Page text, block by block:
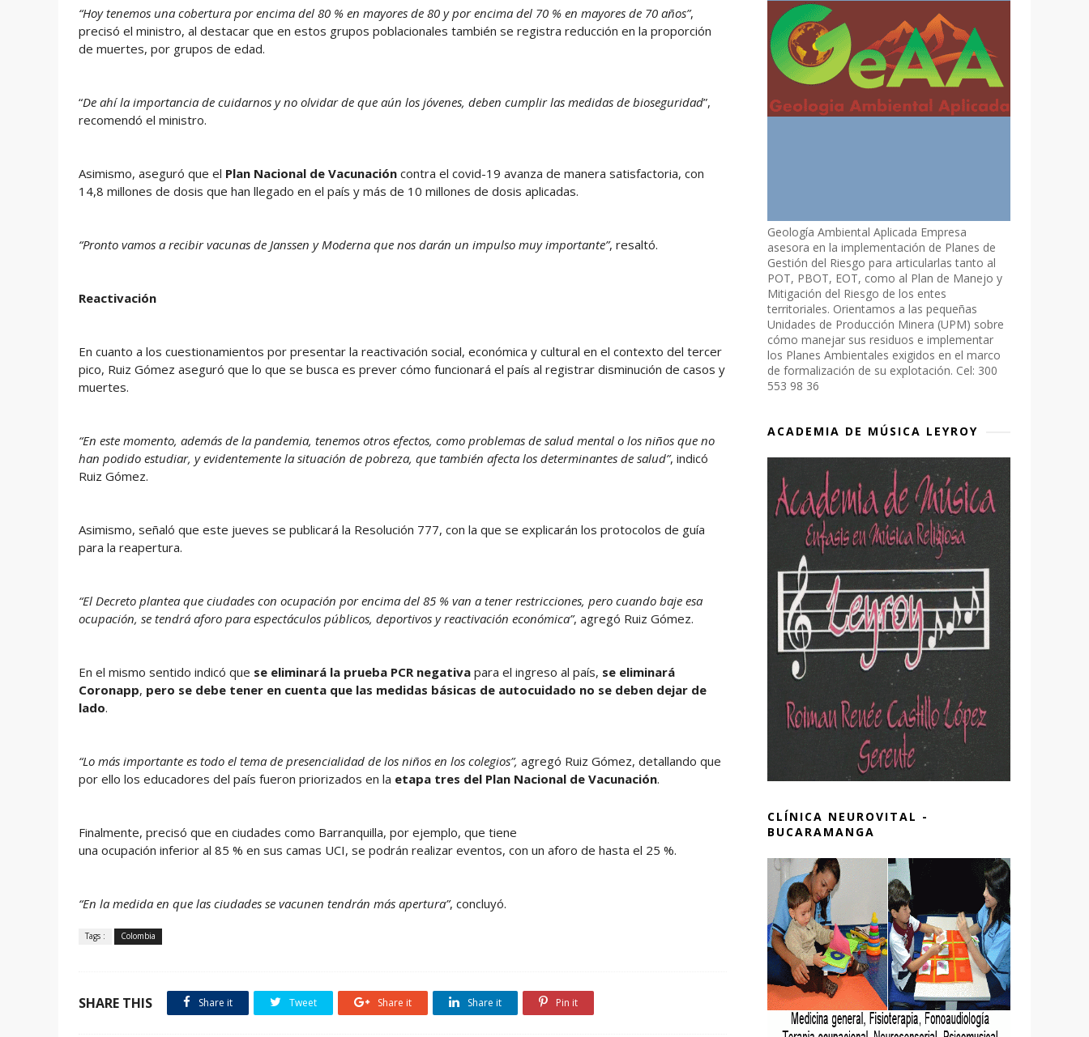
“Hoy tenemos una cobertura por encima del 80 % en mayores de 80 y por encima del 70 % en mayores de 70 años”,
precisó el ministro, al destacar que en estos grupos poblacionales también se registra reducción en la proporción
de muertes, por grupos de edad.
“De ahí la importancia de cuidarnos y no olvidar de que aún los jóvenes, deben cumplir las medidas de bioseguridad”,
recomendó el ministro.
Asimismo, aseguró que el Plan Nacional de Vacunación contra el covid-19 avanza de manera satisfactoria, con
14,8 millones de dosis que han llegado en el país y más de 10 millones de dosis aplicadas.
“Pronto vamos a recibir vacunas de Janssen y Moderna que nos darán un impulso muy importante”, resaltó.
Reactivación
En cuanto a los cuestionamientos por presentar la reactivación social, económica y cultural en el contexto del tercer
pico, Ruiz Gómez aseguró que lo que se busca es prever cómo funcionará el país al registrar disminución de casos y
muertes.
“En este momento, además de la pandemia, tenemos otros efectos, como problemas de salud mental o los niños que no
han podido estudiar, y evidentemente la situación de pobreza, que también afecta los determinantes de salud”, indicó
Ruiz Gómez.
Asimismo, señaló que este jueves se publicará la Resolución 777, con la que se explicarán los protocolos de guía
para la reapertura.
“El Decreto plantea que ciudades con ocupación por encima del 85 % van a tener restricciones, pero cuando baje esa
ocupación, se tendrá aforo para espectáculos públicos, deportivos y reactivación económica”, agregó Ruiz Gómez.
En el mismo sentido indicó que se eliminará la prueba PCR negativa para el ingreso al país, se eliminará
Coronapp, pero se debe tener en cuenta que las medidas básicas de autocuidado no se deben dejar de
lado.
“Lo más importante es todo el tema de presencialidad de los niños en los colegios”, agregó Ruiz Gómez, detallando que
por ello los educadores del país fueron priorizados en la etapa tres del Plan Nacional de Vacunación.
Finalmente, precisó que en ciudades como Barranquilla, por ejemplo, que tiene
una ocupación inferior al 85 % en sus camas UCI, se podrán realizar eventos, con un aforo de hasta el 25 %.
“En la medida en que las ciudades se vacunen tendrán más apertura”, concluyó.
Tags : Colombia
SHARE THIS Share it Tweet Share it Share it Pin it
Geología Ambiental Aplicada Empresa
asesora en la implementación de Planes de
Gestión del Riesgo para articularlas tanto al
POT, PBOT, EOT, como al Plan de Manejo y
Mitigación del Riesgo de los entes
territoriales. Orientamos a las pequeñas
Unidades de Producción Minera (UPM) sobre
cómo manejar sus residuos e implementar
los Planes Ambientales exigidos en el marco
de formalización de su explotación. Cel: 300
553 98 36
ACADEMIA DE MÚSICA LEYROY
CLÍNICA NEUROVITAL -
BUCARAMANGA